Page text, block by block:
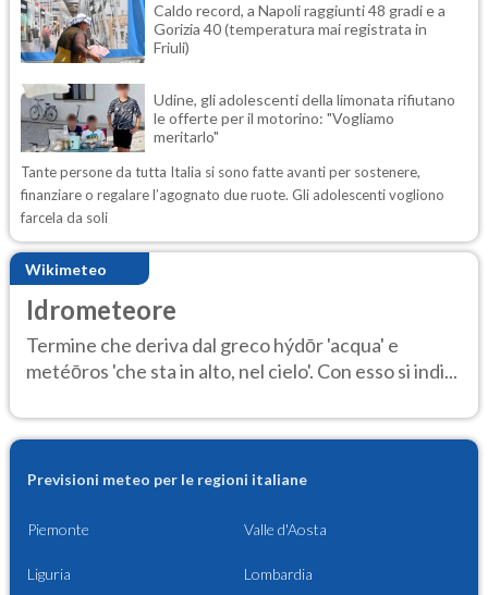
Caldo record, a Napoli raggiunti 48 gradi e a
Gorizia 40 (temperatura mai registrata in
Friuli)
Udine, gli adolescenti della limonata rifiutano
le offerte per il motorino: "Vogliamo
meritarlo"
Tante persone da tutta Italia si sono fatte avanti per sostenere,
finanziare o regalare l’agognato due ruote. Gli adolescenti vogliono
farcela da soli
Wikimeteo
Idrometeore
Termine che deriva dal greco hýdōr 'acqua' e
metéōros 'che sta in alto, nel cielo'. Con esso si indi...
Previsioni meteo per le regioni italiane
Piemonte Valle d'Aosta
Liguria Lombardia